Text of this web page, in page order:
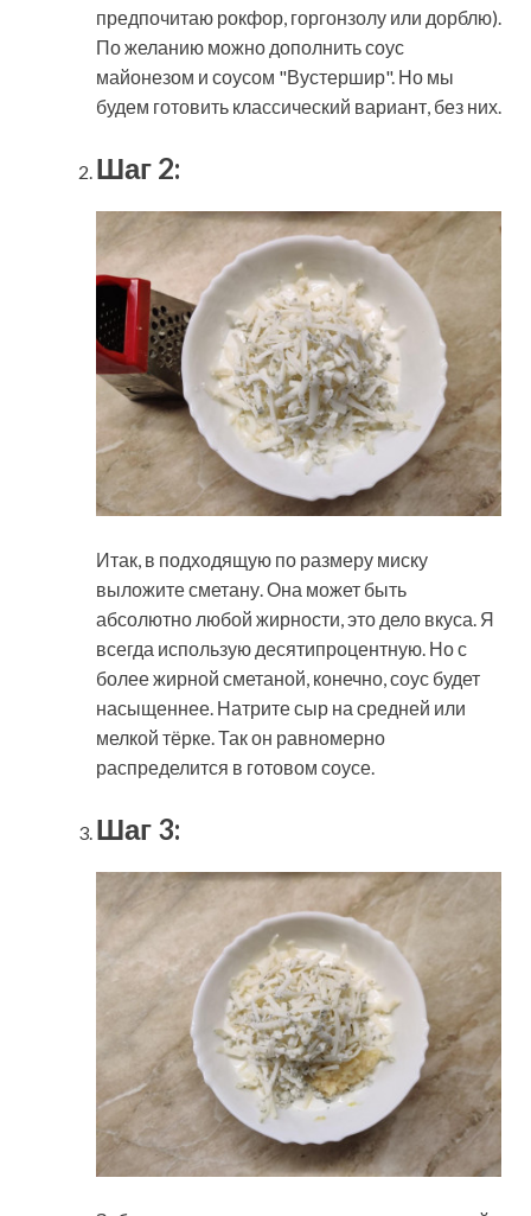
предпочитаю рокфор, горгонзолу или дорблю).
По желанию можно дополнить соус
майонезом и соусом "Вустершир". Но мы
будем готовить классический вариант, без них.
Шаг 2:
Итак, в подходящую по размеру миску
выложите сметану. Она может быть
абсолютно любой жирности, это дело вкуса. Я
всегда использую десятипроцентную. Но с
более жирной сметаной, конечно, соус будет
насыщеннее. Натрите сыр на средней или
мелкой тёрке. Так он равномерно
распределится в готовом соусе.
Шаг 3: